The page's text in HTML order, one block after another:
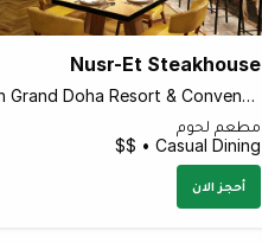
Nusr-Et Steakhouse
Sheraton Grand Doha Resort & Convention Hotel, Al Corniche Street
مطعم لحوم
Casual Dining • $$
أحجز الان